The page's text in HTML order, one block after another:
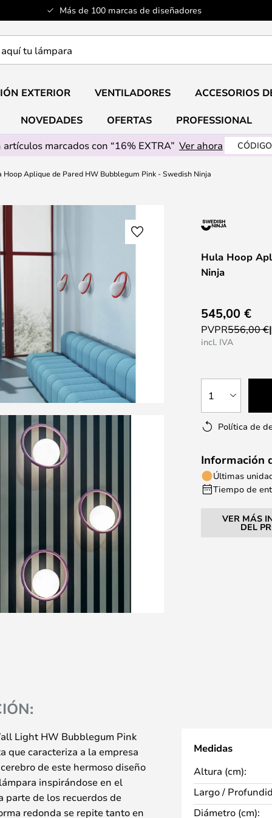
Más de 100 marcas de diseñadores
EXTERIOR VENTILADORES ACCESORIOS
NOVEDADES OFERTAS
PROFESSIONAL
artículos marcados con “16% EXTRA” Ver ahora
Hoop Aplique de Pared HW Bubblegum Pink - Swedish Ninja
Hula Hoop
Ninja
545,00 €
PVPR556,00 €
incl. IVA
1
Política de
Información
Últimas
Tiempo de
VER MÁS
DEL
Light HW Bubblegum Pink
que caracteriza a la empresa
de este hermoso diseño
inspirándose en el
parte de los recuerdos de
redonda se repite tanto en
Medidas
Altura (cm):
Largo /
Diámetro (cm):